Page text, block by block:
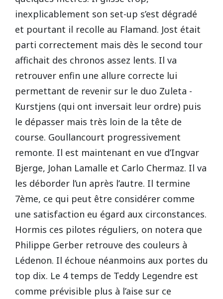
inexplicablement son set-up s’est dégradé
et pourtant il recolle au Flamand. Jost était
parti correctement mais dès le second tour
affichait des chronos assez lents. Il va
retrouver enfin une allure correcte lui
permettant de revenir sur le duo Zuleta -
Kurstjens (qui ont inversait leur ordre) puis
le dépasser mais très loin de la tête de
course. Goullancourt progressivement
remonte. Il est maintenant en vue d’Ingvar
Bjerge, Johan Lamalle et Carlo Chermaz. Il va
les déborder l’un après l’autre. Il termine
7ème, ce qui peut être considérer comme
une satisfaction eu égard aux circonstances.
Hormis ces pilotes réguliers, on notera que
Philippe Gerber retrouve des couleurs à
Lédenon. Il échoue néanmoins aux portes du
top dix. Le 4 temps de Teddy Legendre est
comme prévisible plus à l’aise sur ce